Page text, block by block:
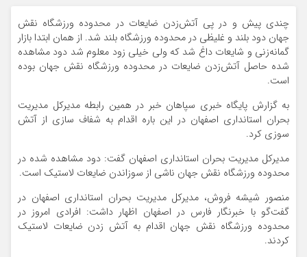
چندی پیش و در پی آتش‌زدن ضایعات در محدوده ورزشگاه نقش
جهان دود بلند و غلیظی در محدوده ورزشگاه بلند شد. از همان ابتدا بازار
گمانه‌زنی و شایعات داغ شد که ولی خیلی زود معلوم شد دود مشاهده
شده حاصل آتش‌زدن ضایعات در محدوده ورزشگاه نقش جهان بوده
است.
به گزارش پایگاه خبری سپاهان خبر در همین رابطه مدیرکل مدیریت
بحران استانداری اصفهان در این باره اقدام به شفاف سازی از آتش
سوزی کرد.
مدیرکل مدیریت بحران استانداری اصفهان گفت‌: دود مشاهده شده در
محدوده ورزشگاه نقش جهان ناشی از سوزاندن ضایعات لاستیک است.
منصور شیشه فروش، مدیرکل مدیریت بحران استانداری اصفهان در
گفت‌گو با خبرنگار فارس در اصفهان اظهار داشت: افرادی امروز در
محدوده ورزشگاه نقش جهان اقدام به آتش زدن ضایعات لاستیک
کردند.